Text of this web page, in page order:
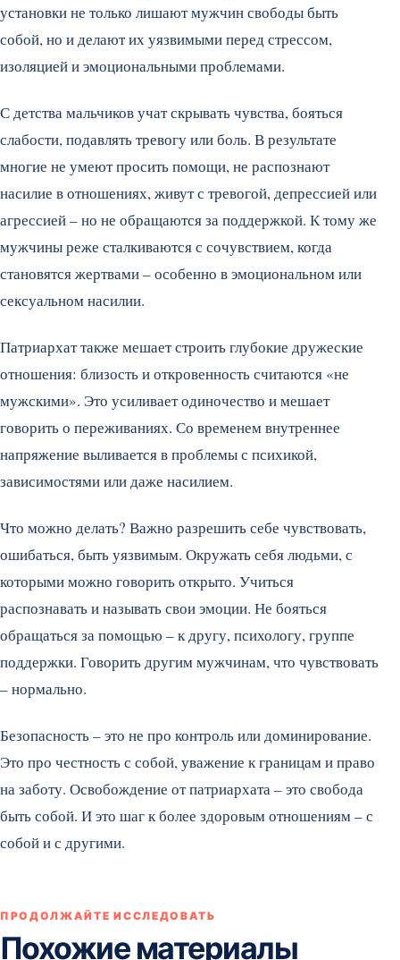
установки не только лишают мужчин свободы быть
собой, но и делают их уязвимыми перед стрессом,
изоляцией и эмоциональными проблемами.
С детства мальчиков учат скрывать чувства, бояться
слабости, подавлять тревогу или боль. В результате
многие не умеют просить помощи, не распознают
насилие в отношениях, живут с тревогой, депрессией или
агрессией – но не обращаются за поддержкой. К тому же
мужчины реже сталкиваются с сочувствием, когда
становятся жертвами – особенно в эмоциональном или
сексуальном насилии.
Патриархат также мешает строить глубокие дружеские
отношения: близость и откровенность считаются «не
мужскими». Это усиливает одиночество и мешает
говорить о переживаниях. Со временем внутреннее
напряжение выливается в проблемы с психикой,
зависимостями или даже насилием.
Что можно делать? Важно разрешить себе чувствовать,
ошибаться, быть уязвимым. Окружать себя людьми, с
которыми можно говорить открыто. Учиться
распознавать и называть свои эмоции. Не бояться
обращаться за помощью – к другу, психологу, группе
поддержки. Говорить другим мужчинам, что чувствовать
– нормально.
Безопасность – это не про контроль или доминирование.
Это про честность с собой, уважение к границам и право
на заботу. Освобождение от патриархата – это свобода
быть собой. И это шаг к более здоровым отношениям – с
собой и с другими.
ПРОДОЛЖАЙТЕ ИССЛЕДОВАТЬ
Похожие материалы